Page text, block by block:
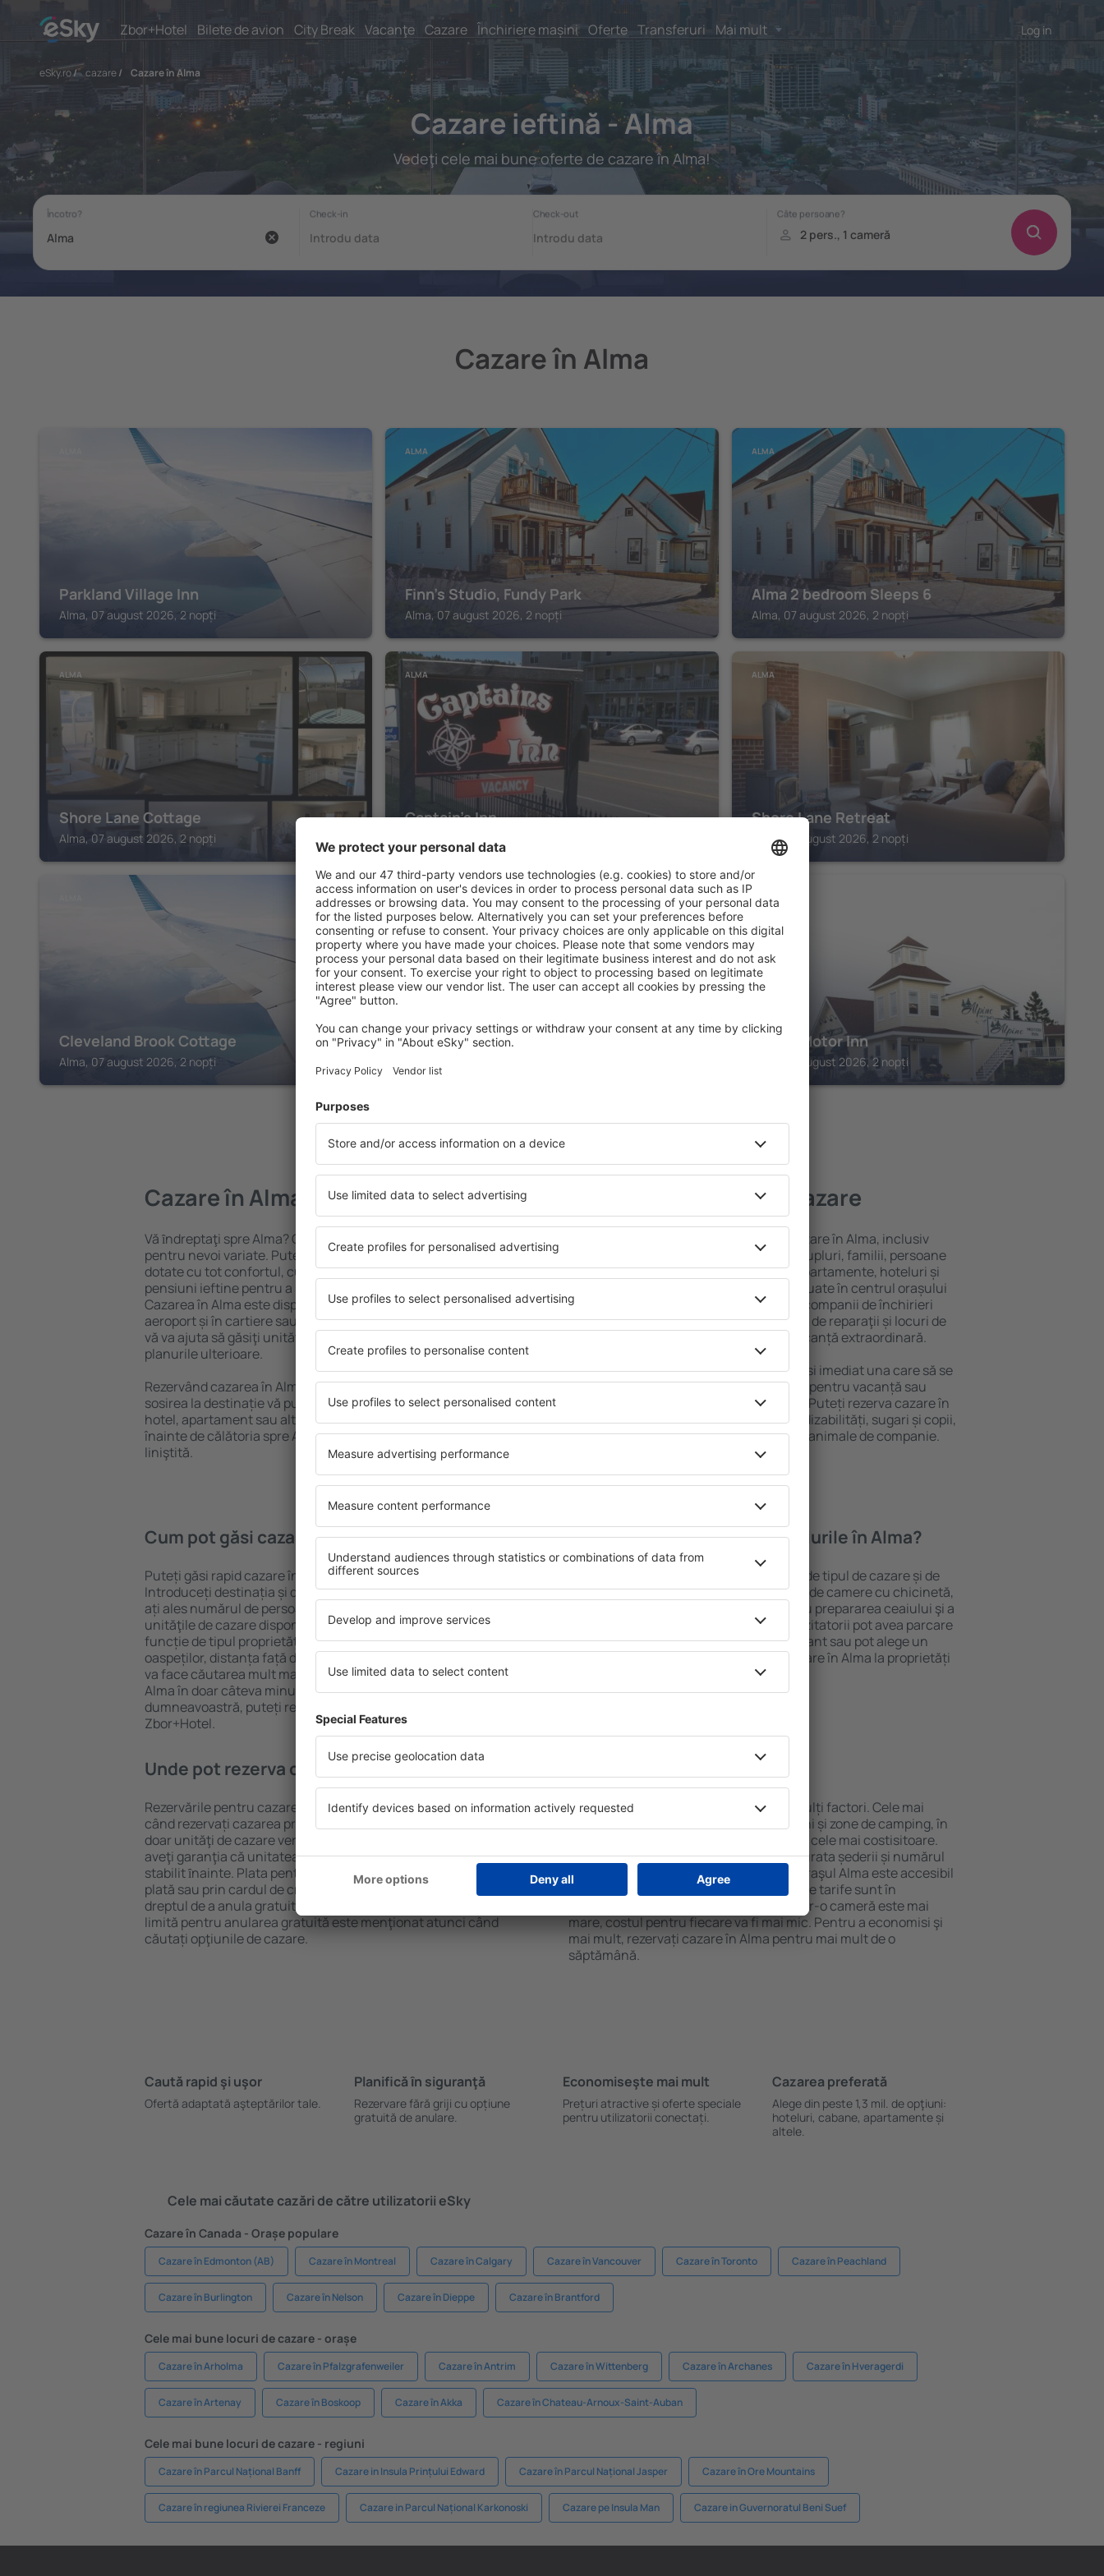
Zbor+Hotel Bilete de avion City Break Vacanţe Cazare Închiriere mașini Oferte Transferuri Mai mult Log in
eSky.ro/ cazare/ Cazare în Alma
Cazare ieftină - Alma
Vedeţi cele mai bune oferte de cazare în Alma!
Cazare în Alma
Parkland Village Inn
Alma, 07 august 2026, 2 nopți
ALMA
Finn's Studio, Fundy Park
Alma, 07 august 2026, 2 nopți
ALMA
Alma 2 bedroom Sleeps 6
Alma, 07 august 2026, 2 nopți
ALMA
Shore Lane Cottage
Alma, 07 august 2026, 2 nopți
ALMA
Captain's Inn
Alma, 07 august 2026, 2 nopți
ALMA
Shore Lane Retreat
Alma, 07 august 2026, 2 nopți
Cleveland Brook Cottage
Alma, 07 august 2026, 2 nopți
ALMA
Alma Shore Lane Suites & Cottages
ALMA
Alpine Motor Inn
Alma, 07 august 2026, 2 nopți
Vedeţi mai multe oferte în Alma
Cazare în Alma
Vă ȋndreptaţi spre Alma? Găsiți cazare pentru fiecare buget şi
pentru nevoi variate. Puteți beneficia de proprietăți spațioase,
dotate cu tot confortul, cu numeroase facilități, precum și de
pensiuni ieftine pentru a sta câteva zile în timpul unui city break.
Cazarea în Alma este disponibilă în centrul orașului, lângă
aeroport și în cartiere sau regiuni mai puțin populare. Acest lucru
vă va ajuta să găsiţi unităţi de cazare în funcție de nevoi și de
planurile ulterioare.
Rezervând cazarea în Alma mai devreme, aveți garanţia că după
sosirea la destinație vă puteţi relaxa, fără a fi nevoie să căutaţi un
hotel, apartament sau altă unitate de cazare. Rezervaţi cazarea
înainte de călătoria spre Alma și vă veţi bucura de o călătorie
liniştită.
Alma – cea mai bună cazare
Puteți alege dintr-o ofertă variată de cazare în Alma, inclusiv
proprietăți pentru o singură persoană, cupluri, familii, persoane
ȋn vârstă și grupuri. Oaspeţii pot sta în apartamente, hoteluri și
pensiuni care oferă intimitate și sunt situate în centrul orașului
Alma. Facilitățile din apropiere, inclusiv companii de închirieri
auto, transport public, magazine, centre de reparaţii și locuri de
relaxare sau distracţie, garantează o vacanță extraordinară.
Dacă doriţi cazare de lux în Alma, veţi găsi imediat una care să se
potrivească. Veți găsi tot ce aveți nevoie pentru vacanță sau
călătoria de afaceri la destinația aleasă. Puteți rezerva cazare în
Alma cu facilități pentru persoanele cu dizabilități, sugari și copii,
precum și pentru cei care călătoresc cu animale de companie.
Cum pot găsi cazare în Alma?
Puteți găsi rapid cazare în Alma folosind un motor de căutare.
Introduceți destinația și datele de check-in și check-out. După ce
ați ales numărul de persoane, motorul de căutare va afișa
unităţile de cazare disponibile în Alma. Filtrarea rezultatelor în
funcție de tipul proprietăţii, numărul de stele, evaluările
oaspeților, distanța față de centru și opțiunea de anulare gratuită
va face căutarea mult mai ușoară. Astfel veți putea găsi cazare în
Alma în doar câteva minute. În funcție de nevoile
dumneavoastră, puteți rezerva doar cazare sau un pachet
Zbor+Hotel.
Ce fel de facilităţi oferă hotelurile în Alma?
Facilitățile proprietăţilor în Alma depind de tipul de cazare și de
numărul de stele. Oaspeții pot beneficia de camere cu chicinetă,
balcon, aer condiționat, ustensile pentru prepararea ceaiului şi a
cafelei, prosoape și acces la internet. Vizitatorii pot avea parcare
gratuită, pot comanda o masă la restaurant sau pot alege un
hotel cu piscină. În plus, pot rezerva cazare în Alma la proprietăți
care oferă transport de la aeroport.
Unde pot rezerva cazare în Alma?
Rezervările pentru cazare în Alma pot fi făcute online. Atunci
când rezervați cazarea prin intermediul eSky.ro, aveţi la dispoziţie
doar unităţi de cazare verificate. Astfel, după ce ajungeți în Alma,
aveţi garanţia că unitatea de cazare este pregătită aşa cum aţi
stabilit ȋnainte. Plata pentru cameră se face printr-un sistem de
plată sau prin cardul de credit. Dacă renunţaţi la călătorie, aveți
dreptul de a anula gratuit rezervarea de cazare în Alma. Termenul
limită pentru anularea gratuită este menţionat atunci când
căutați opţiunile de cazare.
Costul cazării în Alma depinde de mai mulți factori. Cele mai
ieftine proprietăți includ hanuri, pensiuni și zone de camping, în
timp ce hotelurile și apartamentele sunt cele mai costisitoare.
Costul rezervării depinde de perioadă, durata șederii și numărul
de oaspeți. Când vine vorba de cazare, oraşul Alma este accesibil
pe tot parcursul anului, dar cele mai bune tarife sunt în
extrasezon. Dacă numărul de oaspeţi ȋntr-o cameră este mai
mare, costul pentru fiecare va fi mai mic. Pentru a economisi şi
mai mult, rezervați cazare în Alma pentru mai mult de o
săptămână.
Caută rapid şi uşor
Ofertă adaptată aşteptărilor tale.
Planifică ȋn siguranţă
Rezervare fără griji cu opțiune
gratuită de anulare.
Economiseşte mai mult
Prețuri atractive și oferte speciale
pentru utilizatorii conectați.
Cazarea preferată
Alege din peste 1,3 mil. de opţiuni:
hoteluri, cabane, apartamente și
altele.
Cele mai căutate cazări de către utilizatorii eSky
Cazare în Canada - Orașe populare
Cazare în Edmonton (AB) Cazare în Montreal Cazare în Calgary Cazare în Vancouver Cazare în Toronto Cazare în Peachland
Cazare în Burlington Cazare în Nelson Cazare în Dieppe Cazare în Brantford
Cele mai bune locuri de cazare - orașe
Cazare în Arholma Cazare în Pfalzgrafenweiler Cazare în Antrim Cazare în Wittenberg Cazare în Archanes Cazare în Hveragerdi
Cazare în Artenay Cazare în Boskoop Cazare în Akka Cazare în Chateau-Arnoux-Saint-Auban
Cele mai bune locuri de cazare - regiuni
Cazare în Parcul Național Banff Cazare in Insula Prințului Edward Cazare în Parcul Național Jasper Cazare în Ore Mountains
Cazare în regiunea Rivierei Franceze Cazare in Parcul Național Karkonoski Cazare pe Insula Man Cazare in Guvernoratul Beni Suef